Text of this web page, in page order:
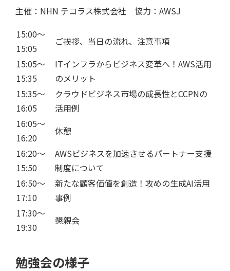
主催：NHN テコラス株式会社 協力：AWSJ
15:00～
15:05
ご挨拶、当日の流れ、注意事項
15:05～
15:35
ITインフラからビジネス変革へ！AWS活用
のメリット
15:35～
16:05
クラウドビジネス市場の成長性とCCPNの
活用例
16:05～
16:20
休憩
16:20～
15:50
AWSビジネスを加速させるパートナー支援
制度について
16:50～
17:10
新たな顧客価値を創造！攻めの生成AI活用
事例
17:30～
19:30
懇親会
勉強会の様子